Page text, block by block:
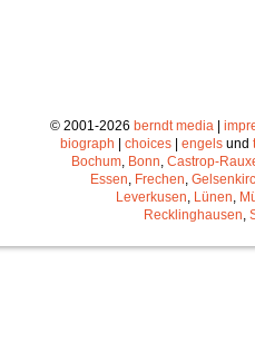
© 2001-2026 berndt media |
biograph | choices | engels und
Bochum Bonn Castrop-
Essen Frechen
Leverkusen Lünen
Recklinghausen